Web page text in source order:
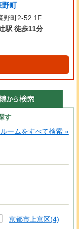
町
野町2-52 1F
駅 徒歩11分
す
ームをすべて検索
京都市上京区(4)